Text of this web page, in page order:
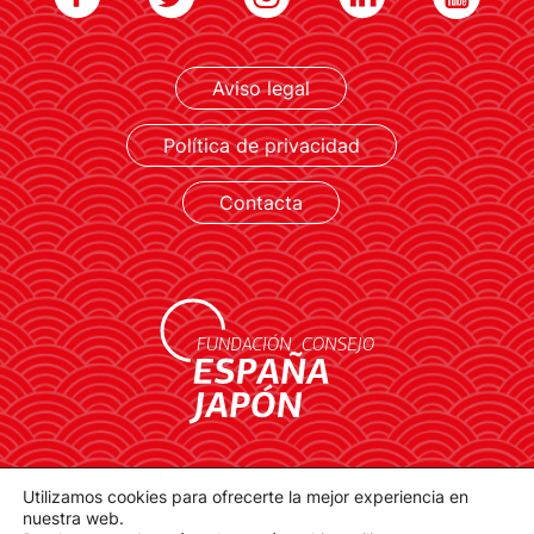
LEER MÁS
Aviso legal
Política de privacidad
Contacta
contacto@spainjapanfoundation.com
Plaza de la Provincia, 1. 28012 Madrid
Utilizamos cookies para ofrecerte la mejor experiencia en
nuestra web.